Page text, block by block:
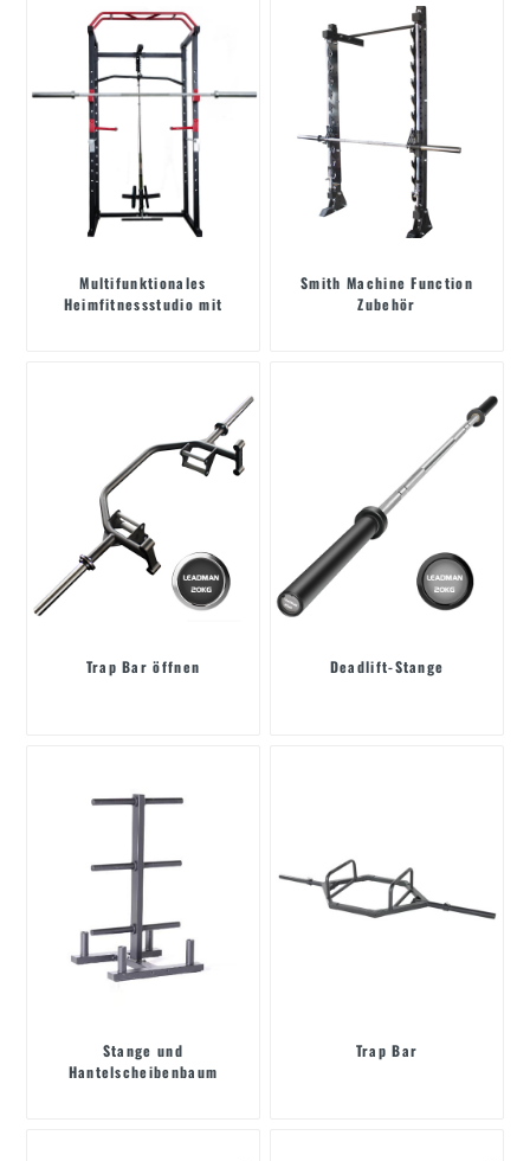
Multifunktionales
Heimfitnessstudio mit
Smith Machine Function
Zubehör
Trap Bar öffnen Deadlift-Stange
Stange und
Hantelscheibenbaum
Trap Bar